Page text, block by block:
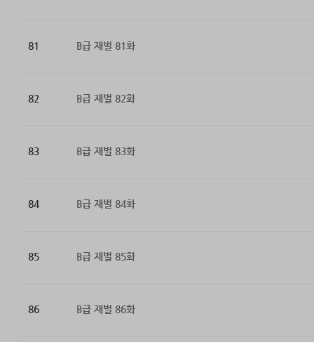
81 B급 재벌 81화
82 B급 재벌 82화
83 B급 재벌 83화
84 B급 재벌 84화
85 B급 재벌 85화
86 B급 재벌 86화